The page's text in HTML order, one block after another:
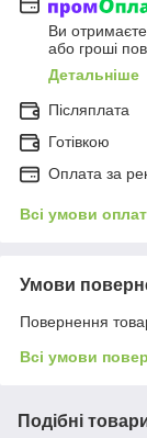
Ви
або гроші
Детальніше
Післяплата
Готівкою
Оплата за
Всі умови
Умови
Повернення
Всі умови
Подібні